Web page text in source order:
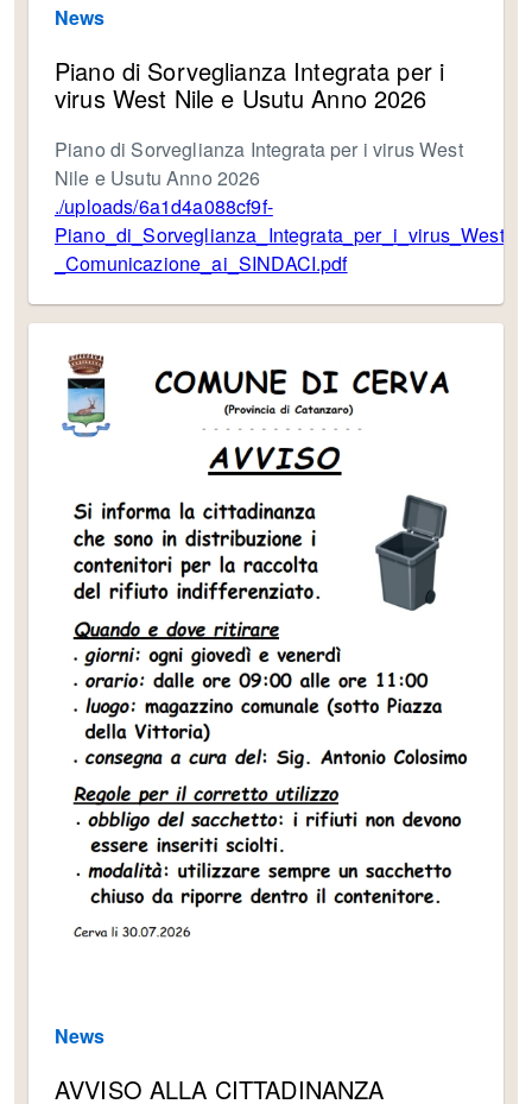
News
Piano di Sorveglianza Integrata per i
virus West Nile e Usutu Anno 2026
Piano di Sorveglianza Integrata per i virus West
Nile e Usutu Anno 2026
./uploads/6a1d4a088cf9f-
_Comunicazione_ai_SINDACI.pdf
News
AVVISO ALLA CITTADINANZA